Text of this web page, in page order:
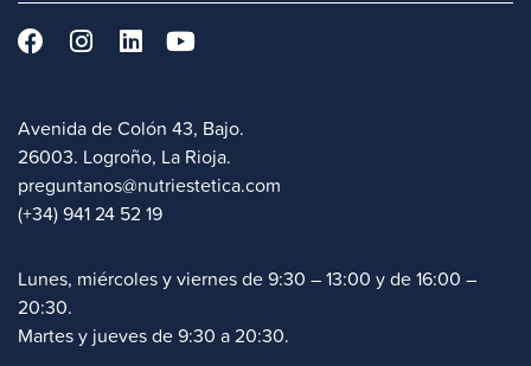
Avenida de Colón 43, Bajo.
26003. Logroño, La Rioja.
preguntanos@nutriestetica.com
(+34) 941 24 52 19
Lunes, miércoles y viernes de 9:30 – 13:00 y de 16:00 –
20:30.
Martes y jueves de 9:30 a 20:30.